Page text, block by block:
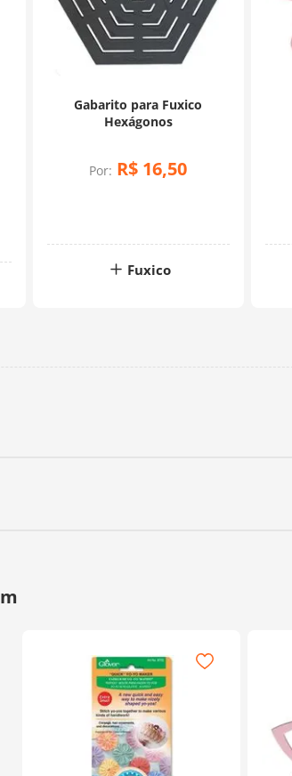
Gabarito para Fuxico
Hexágonos
Por: R$ 16,50
Fuxico